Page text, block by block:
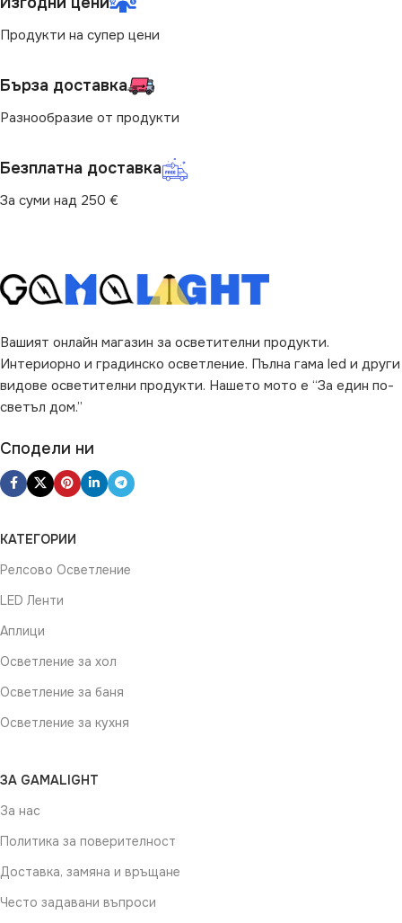
Продукти на супер цени
Бърза доставка
Разнообразие от продукти
Безплатна доставка
За суми над 250 €
Вашият онлайн магазин за осветителни продукти.
Интериорно и градинско осветление. Пълна гама led и други
видове осветителни продукти. Нашето мото е “За един по-
светъл дом.”
Сподели ни
КАТЕГОРИИ
Релсово Осветление
LED Ленти
Аплици
Осветление за хол
Осветление за баня
Осветление за кухня
ЗА GAMALIGHT
За нас
Политика за поверителност
Доставка, замяна и връщане
Често задавани въпроси